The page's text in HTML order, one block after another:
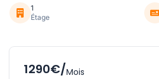
1
Étage
1290€/Mois